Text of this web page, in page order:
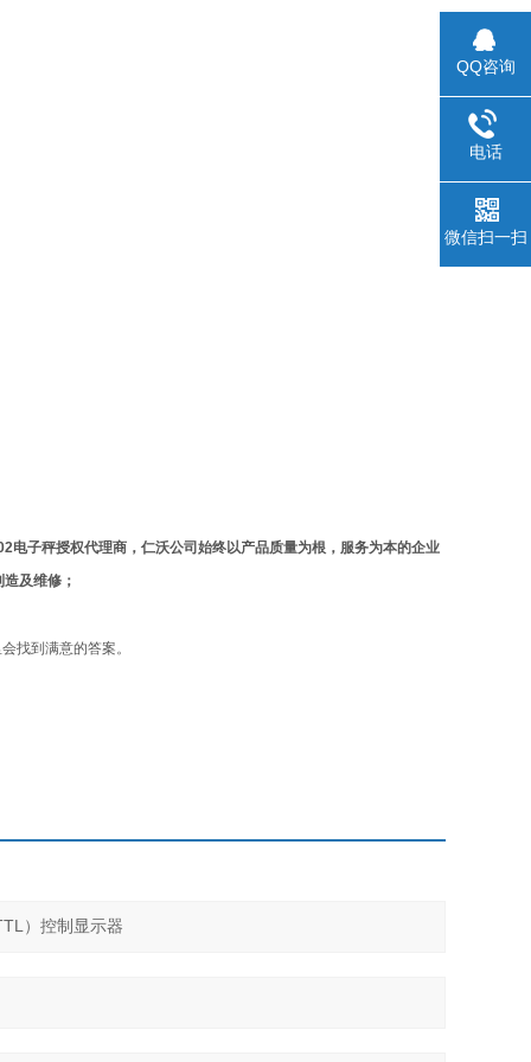
电子秤授权代理商，仁沃公司始终以产品质量为根，服务为本的企业
及维修；
找到满意的答案。
QQ咨询
电话
微信扫一扫